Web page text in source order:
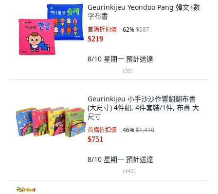
Geurinkijeu Yeondoo Pang 韓文+數
字布書
首購折扣價 62%$587
$219
8/10 星期一 預計送達
(39)
Geurinkijeu 小手沙沙作響翻翻布書
(大尺寸) 4件組, 4件套裝/1件, 布書 大
尺寸
首購折扣價 46%$1,410
$751
8/10 星期一 預計送達
(442)